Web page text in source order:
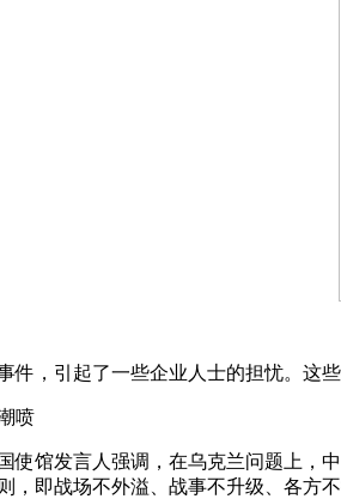
起了一些企业人士的担忧。这些担
潮喷
言人强调，在乌克兰问题上，中国
，即战场不外溢、战事不升级、各方